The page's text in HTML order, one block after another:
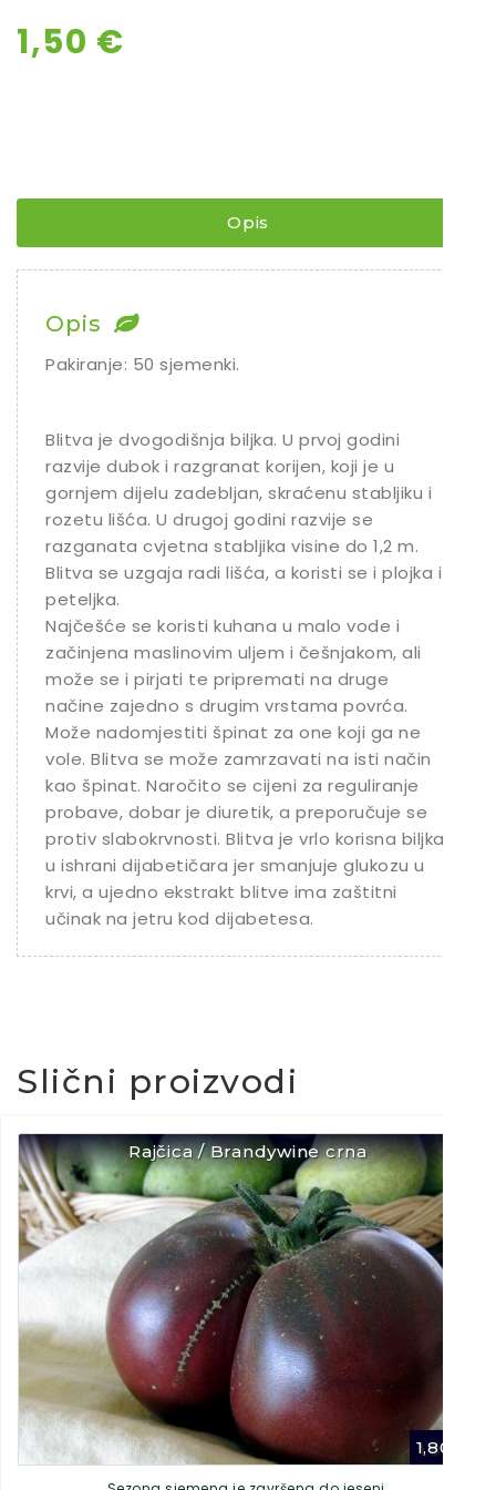
1,50 €
Opis
Opis
Pakiranje: 50 sjemenki.
Blitva je dvogodišnja biljka. U prvoj godini
razvije dubok i razgranat korijen, koji je u
gornjem dijelu zadebljan, skraćenu stabljiku i
rozetu lišća. U drugoj godini razvije se
razganata cvjetna stabljika visine do 1,2 m.
Blitva se uzgaja radi lišća, a koristi se i plojka i
peteljka.
Najčešće se koristi kuhana u malo vode i
začinjena maslinovim uljem i češnjakom, ali
može se i pirjati te pripremati na druge
načine zajedno s drugim vrstama povrća.
Može nadomjestiti špinat za one koji ga ne
vole. Blitva se može zamrzavati na isti način
kao špinat. Naročito se cijeni za reguliranje
probave, dobar je diuretik, a preporučuje se
protiv slabokrvnosti. Blitva je vrlo korisna biljka
u ishrani dijabetičara jer smanjuje glukozu u
krvi, a ujedno ekstrakt blitve ima zaštitni
učinak na jetru kod dijabetesa.
Slični proizvodi
Rajčica / Brandywine crna
1,80